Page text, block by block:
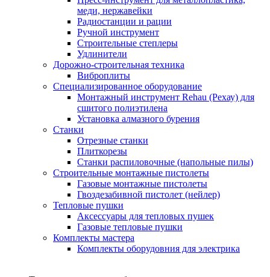
меди, нержавейки
Радиостанции и рации
Ручной инструмент
Строительные степлеры
Удлинители
Дорожно-строительная техника
Виброплиты
Специализированное оборудование
Монтажный инструмент Rehau (Рехау) для
сшитого полиэтилена
Установка алмазного бурения
Станки
Отрезные станки
Плиткорезы
Станки распиловочные (напольные пилы)
Строительные монтажные пистолеты
Газовые монтажные пистолеты
Гвоздезабивной пистолет (нейлер)
Тепловые пушки
Аксессуары для тепловых пушек
Газовые тепловые пушки
Комплекты мастера
Комплекты оборудовния для электрика